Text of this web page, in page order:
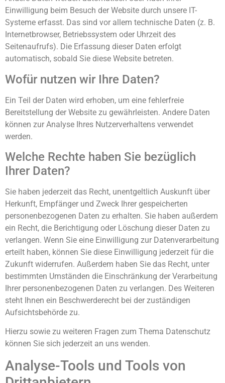
Einwilligung beim Besuch der Website durch unsere IT-
Systeme erfasst. Das sind vor allem technische Daten (z. B.
Internetbrowser, Betriebssystem oder Uhrzeit des
Seitenaufrufs). Die Erfassung dieser Daten erfolgt
automatisch, sobald Sie diese Website betreten.
Wofür nutzen wir Ihre Daten?
Ein Teil der Daten wird erhoben, um eine fehlerfreie
Bereitstellung der Website zu gewährleisten. Andere Daten
können zur Analyse Ihres Nutzerverhaltens verwendet
werden.
Welche Rechte haben Sie bezüglich
Ihrer Daten?
Sie haben jederzeit das Recht, unentgeltlich Auskunft über
Herkunft, Empfänger und Zweck Ihrer gespeicherten
personenbezogenen Daten zu erhalten. Sie haben außerdem
ein Recht, die Berichtigung oder Löschung dieser Daten zu
verlangen. Wenn Sie eine Einwilligung zur Datenverarbeitung
erteilt haben, können Sie diese Einwilligung jederzeit für die
Zukunft widerrufen. Außerdem haben Sie das Recht, unter
bestimmten Umständen die Einschränkung der Verarbeitung
Ihrer personenbezogenen Daten zu verlangen. Des Weiteren
steht Ihnen ein Beschwerderecht bei der zuständigen
Aufsichtsbehörde zu.
Hierzu sowie zu weiteren Fragen zum Thema Datenschutz
können Sie sich jederzeit an uns wenden.
Analyse-Tools und Tools von